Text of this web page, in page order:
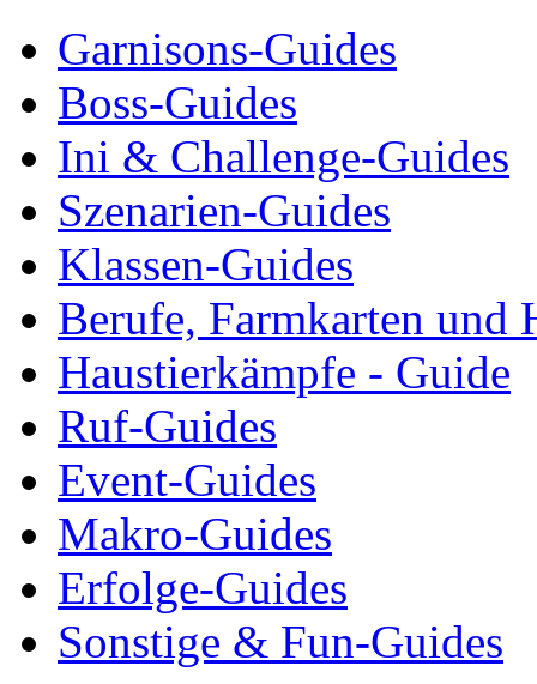
Garnisons-Guides
Boss-Guides
Ini & Challenge-Guides
Szenarien-Guides
Klassen-Guides
Berufe, Farmkarten und
Haustierkämpfe - Guide
Ruf-Guides
Event-Guides
Makro-Guides
Erfolge-Guides
Sonstige & Fun-Guides